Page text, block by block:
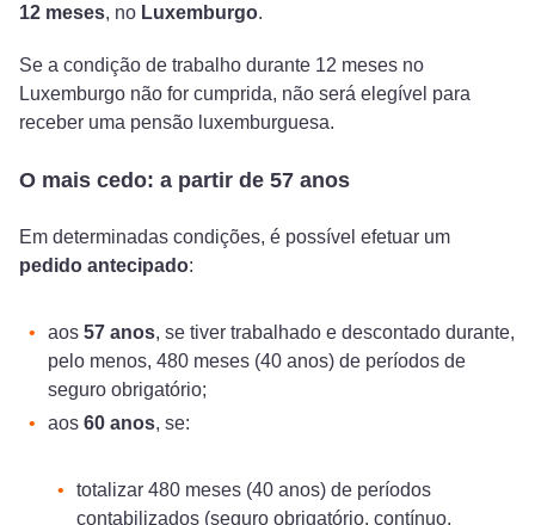
12 meses, no Luxemburgo.
Se a condição de trabalho durante 12 meses no
Luxemburgo não for cumprida, não será elegível para
receber uma pensão luxemburguesa.
O mais cedo: a partir de 57 anos
Em determinadas condições, é possível efetuar um
pedido antecipado:
aos 57 anos, se tiver trabalhado e descontado durante,
pelo menos, 480 meses (40 anos) de períodos de
seguro obrigatório;
aos 60 anos, se:
totalizar 480 meses (40 anos) de períodos
contabilizados (seguro obrigatório, contínuo,